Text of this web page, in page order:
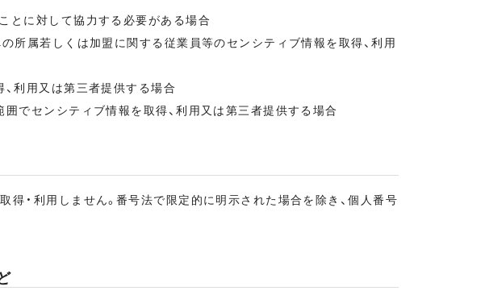
とに対して協力する必要がある場合
所属若しくは加盟に関する従業員等のセンシティブ情報を取得、利用
利用又は第三者提供する場合
でセンシティブ情報を取得、利用又は第三者提供する場合
・利用しません。番号法で限定的に明示された場合を除き、個人番号